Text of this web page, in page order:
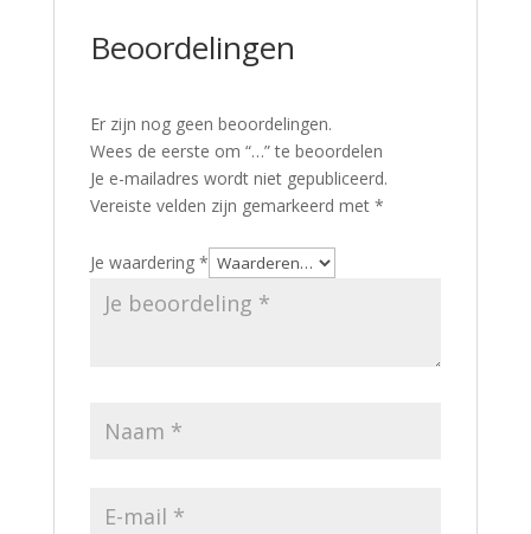
Beoordelingen
Er zijn nog geen beoordelingen.
Wees de eerste om “…” te beoordelen
Je e-mailadres wordt niet gepubliceerd.
Vereiste velden zijn gemarkeerd met *
Je waardering *